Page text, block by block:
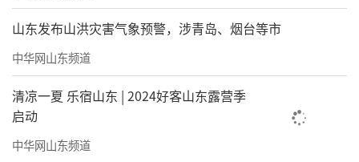
山东发布山洪灾害气象预警，涉青岛、烟台等市
中华网山东频道
清凉一夏 乐宿山东 | 2024好客山东露营季
启动
中华网山东频道